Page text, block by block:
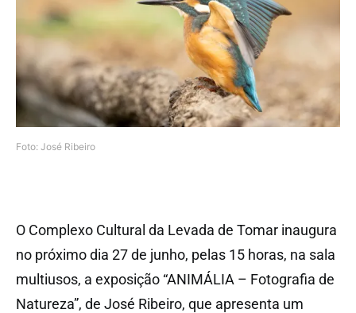
Foto: José Ribeiro
O Complexo Cultural da Levada de Tomar inaugura
no próximo dia 27 de junho, pelas 15 horas, na sala
multiusos, a exposição “ANIMÁLIA – Fotografia de
Natureza”, de José Ribeiro, que apresenta um